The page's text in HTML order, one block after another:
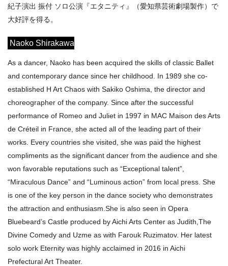
紀子演出 振付 ソロ公演『エタニティ』（愛知県芸術劇場製作）で
大好評を得る。
Naoko Shirakawa
As a dancer, Naoko has been acquired the skills of classic Ballet
and contemporary dance since her childhood. In 1989 she co-
established H Art Chaos with Sakiko Oshima, the director and
choreographer of the company. Since after the successful
performance of Romeo and Juliet in 1997 in MAC Maison des Arts
de Créteil in France, she acted all of the leading part of their
works. Every countries she visited, she was paid the highest
compliments as the significant dancer from the audience and she
won favorable reputations such as “Exceptional talent”,
“Miraculous Dance” and “Luminous action” from local press. She
is one of the key person in the dance society who demonstrates
the attraction and enthusiasm.She is also seen in Opera
Bluebeard’s Castle produced by Aichi Arts Center as Judith,The
Divine Comedy and Uzme as with Farouk Ruzimatov. Her latest
solo work Eternity was highly acclaimed in 2016 in Aichi
Prefectural Art Theater.